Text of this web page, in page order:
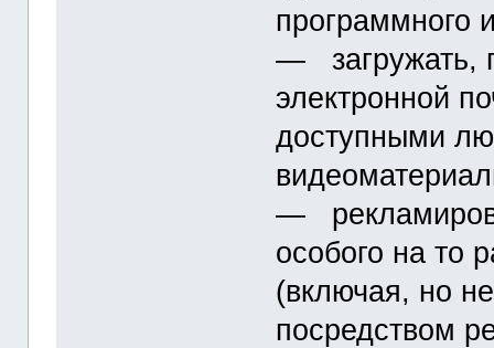
программного
― загружать,
электронной
доступными
―
особого на то
(включая, но
посредством